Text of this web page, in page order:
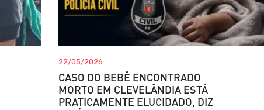
22/05/2026
CASO DO BEBÊ ENCONTRADO
MORTO EM CLEVELÂNDIA ESTÁ
PRATICAMENTE ELUCIDADO, DIZ